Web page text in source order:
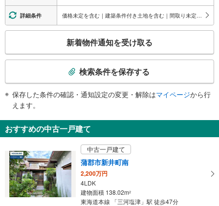
詳細条件 価格未定を含む｜建築条件付き土地を含む｜間取り未定を含む｜バリアフリー住宅
検
知
を
け
取
る
・
条
新着物件通知を受け取る
検索条件を保存する
保存した条件の確認・通知設定の変更・解除はマイページから行
えます。
おすすめの中古一戸建て
中古一戸建て
蒲郡市新井町南
2,200万円
4LDK
建物面積 138.02m2
東海道本線 「三河塩津」駅 徒歩47分